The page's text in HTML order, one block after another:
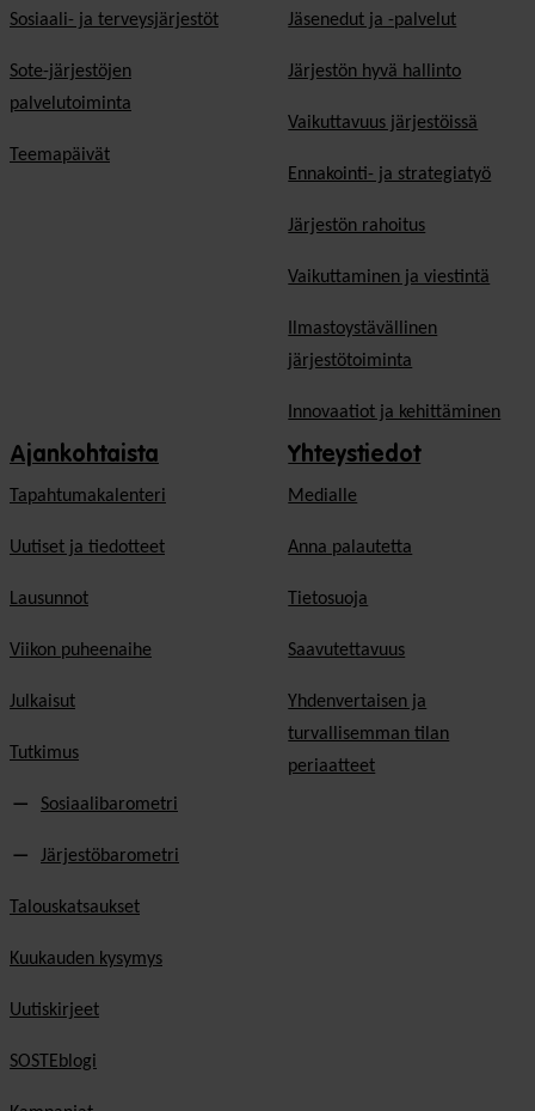
Sosiaali- ja terveysjärjestöt
Sote-järjestöjen
palvelutoiminta
Teemapäivät
Jäsen­edut ja -palvelut
Järjestön hyvä hallinto
Vaikuttavuus järjestöissä
Ennakointi- ja strategiatyö
Järjestön rahoitus
Vaikuttaminen ja viestintä
Ilmastoystävällinen
järjestötoiminta
Innovaatiot ja kehittäminen
Ajankohtaista
Tapahtumakalenteri
Uutiset ja tiedotteet
Lausunnot
Viikon puheenaihe
Julkaisut
Tutkimus
Sosiaalibarometri
Järjestöbarometri
Talouskatsaukset
Kuukauden kysymys
Uutiskirjeet
SOSTEblogi
Yhteystiedot
Medialle
Anna palautetta
Tietosuoja
Saavutettavuus
Yhdenvertaisen ja
turvallisemman tilan
periaatteet